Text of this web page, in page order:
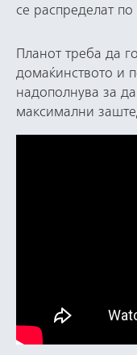
се распределат по
Планот треба да
домаќинството и
надополнува за
максимални